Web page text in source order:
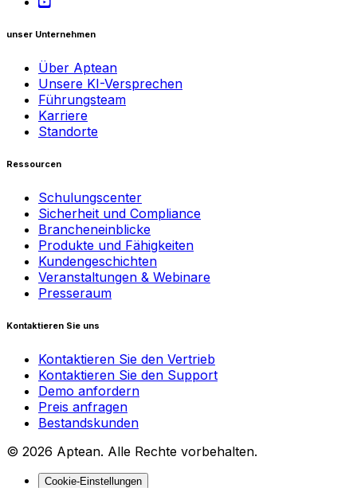
unser Unternehmen
Über Aptean
Unsere KI-Versprechen
Führungsteam
Karriere
Standorte
Ressourcen
Schulungscenter
Sicherheit und Compliance
Brancheneinblicke
Produkte und Fähigkeiten
Kundengeschichten
Veranstaltungen & Webinare
Presseraum
Kontaktieren Sie uns
Kontaktieren Sie den Vertrieb
Kontaktieren Sie den Support
Demo anfordern
Preis anfragen
Bestandskunden
© 2026 Aptean. Alle Rechte vorbehalten.
Cookie-Einstellungen